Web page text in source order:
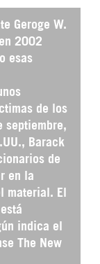
Geroge W.
2002
esas
de los
septiembre,
Barack
de
en la
material. El
indica el
The New